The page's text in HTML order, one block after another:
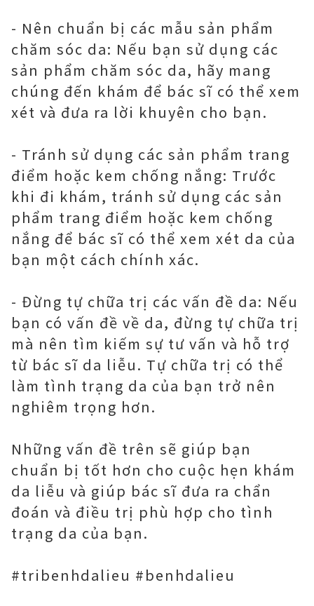
- Nên chuẩn bị các mẫu sản phẩm
chăm sóc da: Nếu bạn sử dụng các
sản phẩm chăm sóc da, hãy mang
chúng đến khám để bác sĩ có thể xem
xét và đưa ra lời khuyên cho bạn.
- Tránh sử dụng các sản phẩm trang
điểm hoặc kem chống nắng: Trước
khi đi khám, tránh sử dụng các sản
phẩm trang điểm hoặc kem chống
nắng để bác sĩ có thể xem xét da của
bạn một cách chính xác.
- Đừng tự chữa trị các vấn đề da: Nếu
bạn có vấn đề về da, đừng tự chữa trị
mà nên tìm kiếm sự tư vấn và hỗ trợ
từ bác sĩ da liễu. Tự chữa trị có thể
làm tình trạng da của bạn trở nên
nghiêm trọng hơn.
Những vấn đề trên sẽ giúp bạn
chuẩn bị tốt hơn cho cuộc hẹn khám
da liễu và giúp bác sĩ đưa ra chẩn
đoán và điều trị phù hợp cho tình
trạng da của bạn.
#tribenhdalieu #benhdalieu